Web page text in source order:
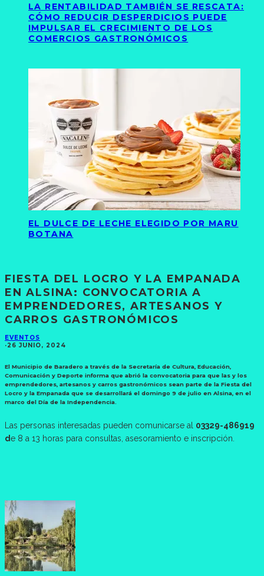
LA RENTABILIDAD TAMBIÉN SE RESCATA:
CÓMO REDUCIR DESPERDICIOS PUEDE
IMPULSAR EL CRECIMIENTO DE LOS
COMERCIOS GASTRONÓMICOS
EL DULCE DE LECHE ELEGIDO POR MARU
BOTANA
FIESTA DEL LOCRO Y LA EMPANADA
EN ALSINA: CONVOCATORIA A
EMPRENDEDORES, ARTESANOS Y
CARROS GASTRONÓMICOS
EVENTOS
·26 JUNIO, 2024
El Municipio de Baradero a través de la Secretaría de Cultura, Educación,
Comunicación y Deporte informa que abrió la convocatoria para que las y los
emprendedores, artesanos y carros gastronómicos sean parte de la Fiesta del
Locro y la Empanada que se desarrollará el domingo 9 de julio en Alsina, en el
marco del Día de la Independencia.
Las personas interesadas pueden comunicarse al 03329-486919
de 8 a 13 horas para consultas, asesoramiento e inscripción.